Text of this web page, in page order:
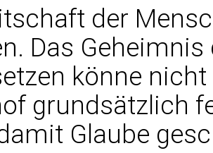
der
Das
könne
grundsätzlich
Glaube